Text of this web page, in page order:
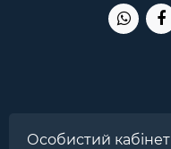
Особистий кабінет